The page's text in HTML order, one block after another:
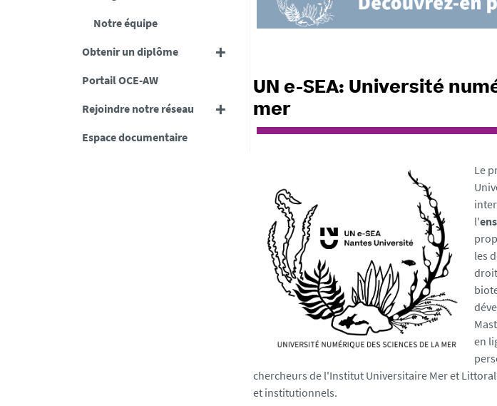
Notre équipe
Obtenir un diplôme
Portail OCE-AW
Rejoindre notre réseau
Espace documentaire
UN e-SEA: Université
mer
Le
l'
les
en
chercheurs de l'Institut Universitaire Mer et
et institutionnels.